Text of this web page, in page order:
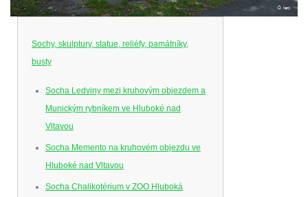
Sochy, skulptury, statue, reliéfy, památníky,
busty
Socha Ledviny mezi kruhovým objezdem a
Munickým rybníkem ve Hluboké nad
Vltavou
Socha Memento na kruhovém objezdu ve
Hluboké nad Vltavou
Socha Chalikotérium v ZOO Hluboká